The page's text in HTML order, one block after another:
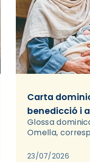
Carta
benedicció i
Glossa
Omella,
23/07/2026